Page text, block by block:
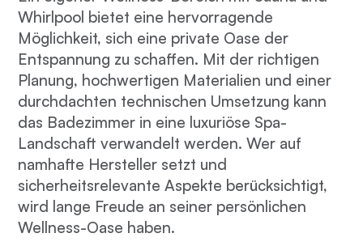
Whirlpool bietet eine hervorragende
Möglichkeit, sich eine private Oase der
Entspannung zu schaffen. Mit der richtigen
Planung, hochwertigen Materialien und einer
durchdachten technischen Umsetzung kann
das Badezimmer in eine luxuriöse Spa-
Landschaft verwandelt werden. Wer auf
namhafte Hersteller setzt und
sicherheitsrelevante Aspekte berücksichtigt,
wird lange Freude an seiner persönlichen
Wellness-Oase haben.